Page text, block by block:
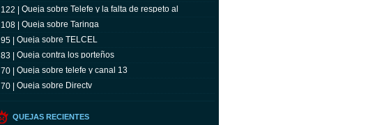
122 | Queja sobre Telefe y la falta de respeto al
televidente
108 | Queja sobre Taringa
95 | Queja sobre TELCEL
83 | Queja contra los porteños
70 | Queja sobre telefe y canal 13
70 | Queja sobre Directv
QUEJAS RECIENTES